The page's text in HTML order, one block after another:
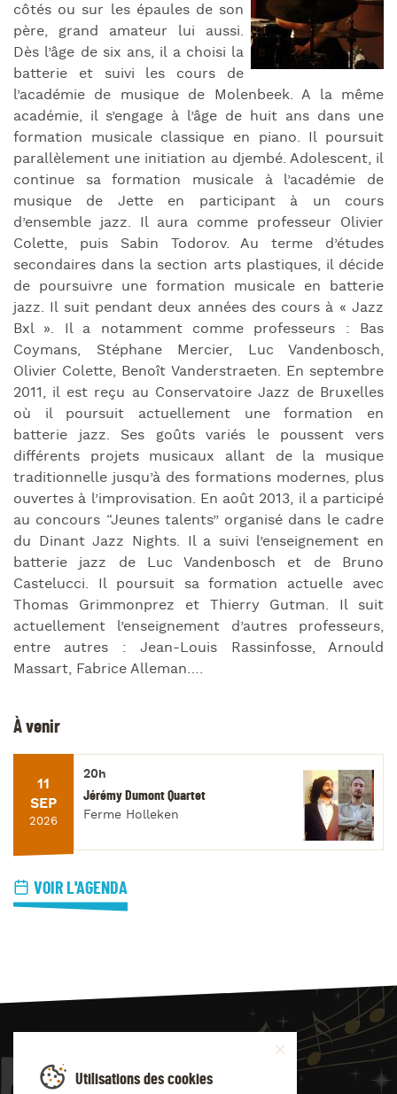
côtés ou sur les épaules de son
père, grand amateur lui aussi.
Dès l’âge de six ans, il a choisi la
batterie et suivi les cours de
l’académie de musique de Molenbeek. A la même
académie, il s’engage à l’âge de huit ans dans une
formation musicale classique en piano. Il poursuit
parallèlement une initiation au djembé. Adolescent, il
continue sa formation musicale à l’académie de
musique de Jette en participant à un cours
d’ensemble jazz. Il aura comme professeur Olivier
Colette, puis Sabin Todorov. Au terme d’études
secondaires dans la section arts plastiques, il décide
de poursuivre une formation musicale en batterie
jazz. Il suit pendant deux années des cours à « Jazz
Bxl ». Il a notamment comme professeurs : Bas
Coymans, Stéphane Mercier, Luc Vandenbosch,
Olivier Colette, Benoît Vanderstraeten. En septembre
2011, il est reçu au Conservatoire Jazz de Bruxelles
où il poursuit actuellement une formation en
batterie jazz. Ses goûts variés le poussent vers
différents projets musicaux allant de la musique
traditionnelle jusqu’à des formations modernes, plus
ouvertes à l’improvisation. En août 2013, il a participé
au concours “Jeunes talents” organisé dans le cadre
du Dinant Jazz Nights. Il a suivi l’enseignement en
batterie jazz de Luc Vandenbosch et de Bruno
Castelucci. Il poursuit sa formation actuelle avec
Thomas Grimmonprez et Thierry Gutman. Il suit
actuellement l’enseignement d’autres professeurs,
entre autres : Jean-Louis Rassinfosse, Arnould
Massart, Fabrice Alleman….
À venir
11
SEP
2026
20h
Jérémy Dumont Quartet
Ferme Holleken
VOIR L'AGENDA
JAZZ4
Utilisations des cookies